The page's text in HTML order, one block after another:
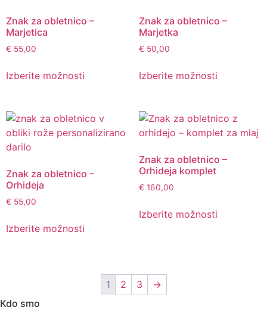
Znak za obletnico –
Marjetica
€ 55,00
Izberite možnosti
Znak za obletnico –
Marjetka
€ 50,00
Izberite možnosti
Znak za obletnico –
Orhideja
€ 55,00
Izberite možnosti
Znak za obletnico –
Orhideja komplet
€ 160,00
Izberite možnosti
1 2 3
→
Kdo smo